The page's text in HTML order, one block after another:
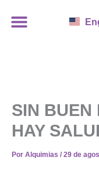
SIN BUEN
HAY
Por Alquimias / 29 de